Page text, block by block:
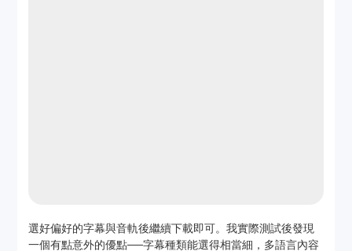
選好偏好的字幕與音軌後繼續下載即可。我實際測試後發現
一個有點意外的優點──字幕種類能選得相當細，多語言內容